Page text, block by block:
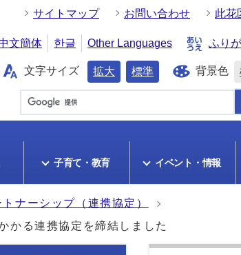
サイトマップ お問い合わせ 此花
文簡体 한글 Other Languages ふり
文字サイズ 拡大 標準 背景色
子育て・教育 イベント・情報
ナーシップ（連携協定）
かる連携協定を締結しました